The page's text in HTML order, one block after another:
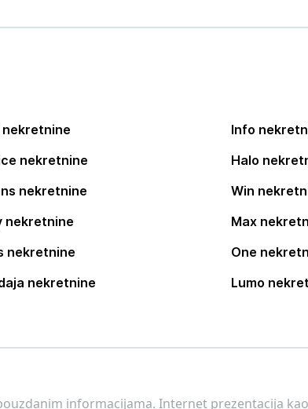
informacijama. Internet prezentacija
nekretnine
Info
nekretnine
Halo
nekretnine
Win
nekretnine
Max
nekretnine
One
nekretnine Lumo